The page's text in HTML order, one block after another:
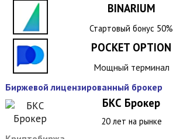
BINARIUM
Стартовый бонус 50%
POCKET OPTION
Мощный терминал
Биржевой лицензированный брокер
БКС Брокер
20 лет на рынке